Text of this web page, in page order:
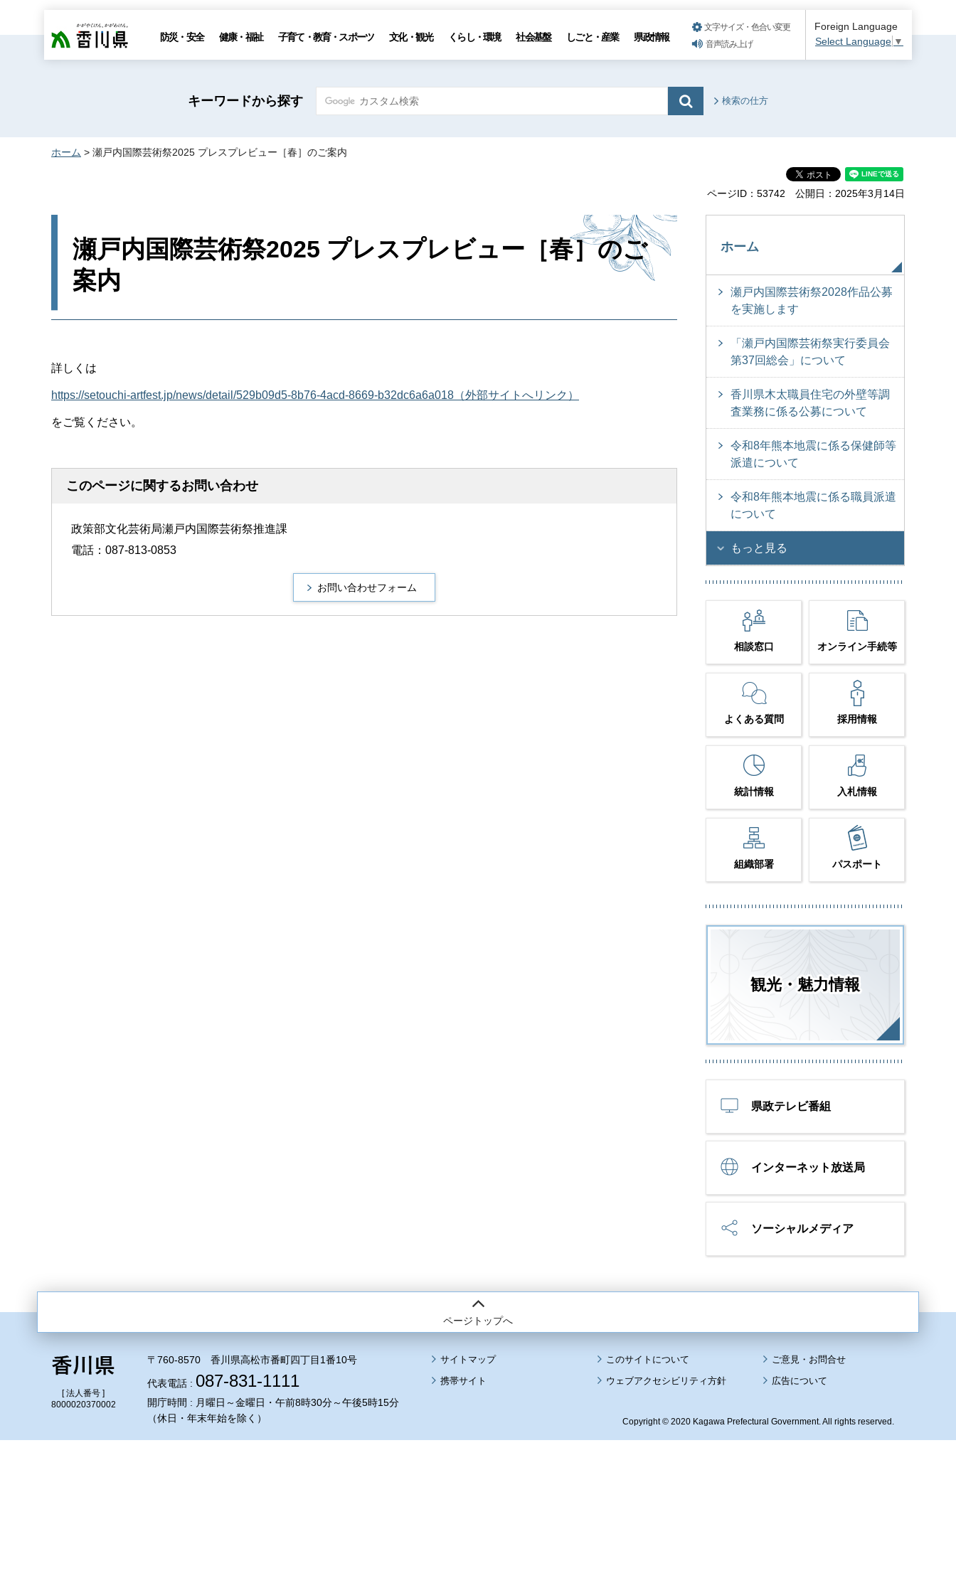
香川県 防災・安全 健康・福祉 子育て・教育・スポーツ 文化・観光 くらし・環境 社会基盤 しごと・産業 県政情報
文字サイズ・色合い変更
音声読み上げ
Foreign Language
Select Language ▼
キーワードから探す 検索の仕方
ホーム > 瀬戸内国際芸術祭2025 プレスプレビュー［春］のご案内
ページID：53742 公開日：2025年3月14日
瀬戸内国際芸術祭2025 プレスプレビュー［春］のご
案内
詳しくは
https://setouchi-artfest.jp/news/detail/529b09d5-8b76-4acd-8669-b32dc6a6a018（外部サイトへリンク）
をご覧ください。
このページに関するお問い合わせ
政策部文化芸術局瀬戸内国際芸術祭推進課
電話：087-813-0853
ホーム
瀬戸内国際芸術祭2028作品公募
を実施します
「瀬戸内国際芸術祭実行委員会
第37回総会」について
香川県木太職員住宅の外壁等調
査業務に係る公募について
令和8年熊本地震に係る保健師等
派遣について
令和8年熊本地震に係る職員派遣
について
もっと見る
相談窓口 オンライン手続等
よくある質問 採用情報
統計情報 入札情報
組織部署 パスポート
観光・魅力情報
県政テレビ番組
インターネット放送局
ソーシャルメディア
ページトップへ
[ 法人番号 ]
8000020370002
〒760-8570 香川県高松市番町四丁目1番10号
代表電話 : 087-831-1111
開庁時間 : 月曜日～金曜日・午前8時30分～午後5時15分
（休日・年末年始を除く）
サイトマップ
このサイトについて
携帯サイト
ウェブアクセシビリティ方針 広告について
Copyright © 2020 Kagawa Prefectural Government. All rights reserved.